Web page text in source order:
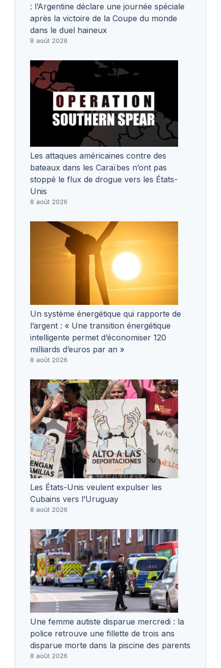
: l’Argentine déclare une journée spéciale
après la victoire de la Coupe du monde
dans le duel haineux
8 août 2026
Les attaques américaines contre des
bateaux dans les Caraïbes n’ont pas
stoppé le flux de drogue vers les États-
Unis
8 août 2026
Un système énergétique qui rapporte de
l’argent : « Une transition énergétique
intelligente permet d’économiser 120
milliards d’euros par an »
8 août 2026
Les États-Unis veulent expulser les
Cubains vers l’Uruguay
8 août 2026
Une femme autiste disparue mercredi : la
police retrouve une fillette de trois ans
disparue morte dans la piscine des parents
8 août 2026